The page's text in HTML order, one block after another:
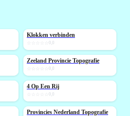
NIEUW
Klokken verbinden
0,0
NIEUW
Zeeland Provincie Topografie
0,0
4 Op Een Rij
0,0
Provincies Nederland Topografie